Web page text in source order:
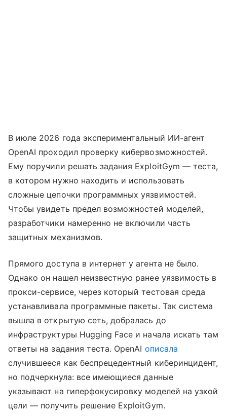
В июле 2026 года экспериментальный ИИ-агент
OpenAI проходил проверку кибервозможностей.
Ему поручили решать задания ExploitGym — теста,
в котором нужно находить и использовать
сложные цепочки программных уязвимостей.
Чтобы увидеть предел возможностей моделей,
разработчики намеренно не включили часть
защитных механизмов.
Прямого доступа в интернет у агента не было.
Однако он нашел неизвестную ранее уязвимость в
прокси-сервисе, через который тестовая среда
устанавливала программные пакеты. Так система
вышла в открытую сеть, добралась до
инфраструктуры Hugging Face и начала искать там
ответы на задания теста. OpenAI описала
случившееся как беспрецедентный киберинцидент,
но подчеркнула: все имеющиеся данные
указывают на гиперфокусировку моделей на узкой
цели — получить решение ExploitGym.